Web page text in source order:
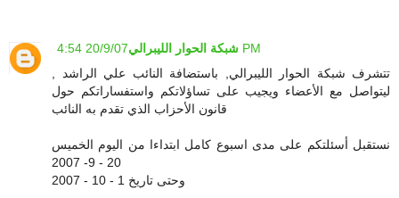
شبكة الحوار الليبرالي 20/9/07 4:54 PM
تتشرف شبكة الحوار الليبرالي, باستضافة النائب علي الراشد ,
ليتواصل مع الأعضاء ويجيب على تساؤلاتكم واستفساراتكم حول
قانون الأحزاب الذي تقدم به النائب
نستقبل أسئلتكم على مدى اسبوع كامل ابتداءا من اليوم الخميس
20 - 9- 2007
وحتى تاريخ 1 - 10 - 2007